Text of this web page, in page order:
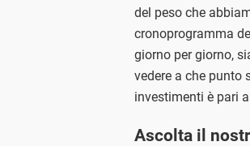
del peso che
cronoprogramma
giorno per giorno,
vedere a che punto
investimenti è pari
Ascolta il